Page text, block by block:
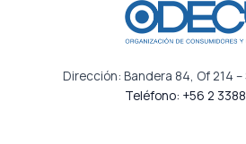
Dirección: Bandera 84, Of 214
Teléfono: +56 2